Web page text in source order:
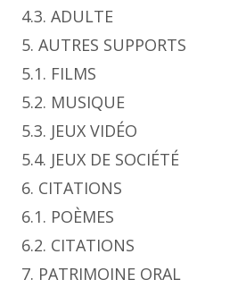
4.3. ADULTE
5. AUTRES SUPPORTS
5.1. FILMS
5.2. MUSIQUE
5.3. JEUX VIDÉO
5.4. JEUX DE SOCIÉTÉ
6. CITATIONS
6.1. POÈMES
6.2. CITATIONS
7. PATRIMOINE ORAL